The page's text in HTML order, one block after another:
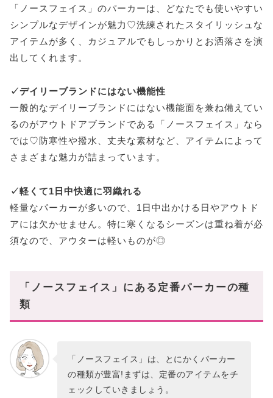
「ノースフェイス」のパーカーは、どなたでも使いやすい
シンプルなデザインが魅力♡洗練されたスタイリッシュな
アイテムが多く、カジュアルでもしっかりとお洒落さを演
出してくれます。
✓デイリーブランドにはない機能性
一般的なデイリーブランドにはない機能面を兼ね備えてい
るのがアウトドアブランドである「ノースフェイス」なら
では♡防寒性や撥水、丈夫な素材など、アイテムによって
さまざまな魅力が詰まっています。
✓軽くて1日中快適に羽織れる
軽量なパーカーが多いので、1日中出かける日やアウトド
アには欠かせません。特に寒くなるシーズンは重ね着が必
須なので、アウターは軽いものが◎
「ノースフェイス」にある定番パーカーの種
類
「ノースフェイス」は、とにかくパーカー
の種類が豊富!まずは、定番のアイテムをチ
ェックしていきましょう。